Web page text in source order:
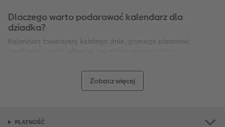
Dlaczego warto podarować kalendarz dla
dziadka?
Kalendarz towarzyszy każdego dnia, pomaga planować
rodziny wywołuje uśmiech i wzruszenie, gdyż każda kolejna
kartka to powrót do pięknych wspomnień. W CEWE możesz
zaprojektować kalendarz od podstaw, wybierając format, styl,
spersonalizowany.
Zobacz więcej
PŁATNOŚĆ